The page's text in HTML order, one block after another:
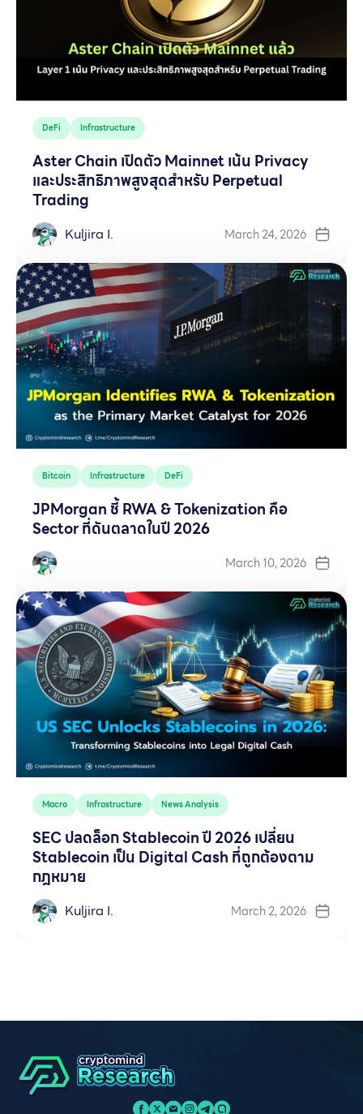
DeFi Infrastructure
Aster Chain เปิดตัว Mainnet เน้น Privacy
และประสิทธิภาพสูงสุดสำหรับ Perpetual
Trading
Kuljira I. March 24, 2026
Bitcoin Infrastructure DeFi
JPMorgan ชี้ RWA & Tokenization คือ
Sector ที่ดันตลาดในปี 2026
March 10, 2026
Macro Infrastructure News Analysis
SEC ปลดล็อก Stablecoin ปี 2026 เปลี่ยน
Stablecoin เป็น Digital Cash ที่ถูกต้องตาม
กฎหมาย
Kuljira I. March 2, 2026